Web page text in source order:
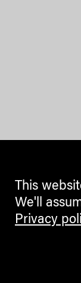
This
We'll
Privacy